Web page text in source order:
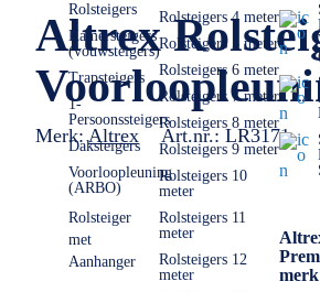
Rolsteigers
Kamersteigers
(vouwsteigers)
Trapsteigers
1-
Persoonssteigers
Daksteigers
Voorloopleuning
(ARBO)
Rolsteiger
met
Aanhanger
Rolsteigers 4 meter
Rolsteigers 5 meter
Rolsteigers 6 meter
Rolsteigers 7 meter
Rolsteigers 8 meter
Rolsteigers 9 meter
Rolsteigers 10
meter
Rolsteigers 11
meter
Rolsteigers 12
meter
Altrex
Merk: Altrex Art.nr.: LR3171